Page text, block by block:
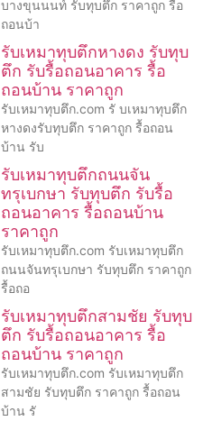
บางขุนนนท์ รับทุบตึก ราคาถูก รื้อ
ถอนบ้า
รับเหมาทุบตึกหางดง รับทุบ
ตึก รับรื้อถอนอาคาร รื้อ
ถอนบ้าน ราคาถูก
รับเหมาทุบตึก.com รั บเหมาทุบตึก
หางดงรับทุบตึก ราคาถูก รื้อถอน
บ้าน รับ
รับเหมาทุบตึกถนนจัน
ทรุเบกษา รับทุบตึก รับรื้อ
ถอนอาคาร รื้อถอนบ้าน
ราคาถูก
รับเหมาทุบตึก.com รับเหมาทุบตึก
ถนนจันทรุเบกษา รับทุบตึก ราคาถูก
รื้อถอ
รับเหมาทุบตึกสามชัย รับทุบ
ตึก รับรื้อถอนอาคาร รื้อ
ถอนบ้าน ราคาถูก
รับเหมาทุบตึก.com รับเหมาทุบตึก
สามชัย รับทุบตึก ราคาถูก รื้อถอน
บ้าน รั